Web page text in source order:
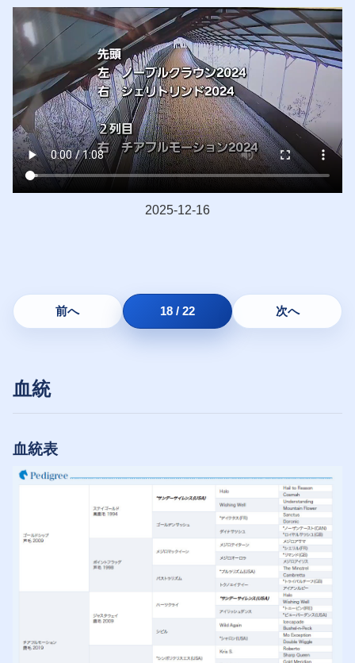
2025-12-16
前へ 18 / 22 次へ
血統
血統表